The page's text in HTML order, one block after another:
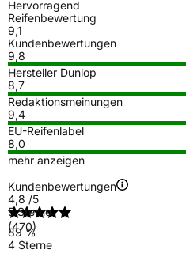
Hervorragend
Reifenbewertung
9,1
Kundenbewertungen
9,8
Hersteller Dunlop
8,7
Redaktionsmeinungen
9,4
EU-Reifenlabel
8,0
mehr anzeigen
Kundenbewertungen
4,8 /5
(470)
5 Sterne
89 %
4 Sterne